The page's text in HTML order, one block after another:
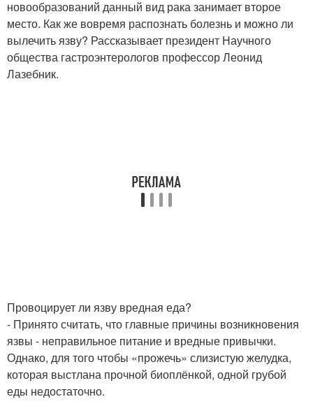
новообразований данный вид рака занимает второе
место. Как же вовремя распознать болезнь и можно ли
вылечить язву? Рассказывает президент Научного
общества гастроэнтерологов профессор Леонид
Лазебник.
Провоцирует ли язву вредная еда?
- Принято считать, что главные причины возникновения
язвы - неправильное питание и вредные привычки.
Однако, для того чтобы «прожечь» слизистую желудка,
которая выстлана проч­ной биоплёнкой, одной грубой
еды недостаточно.